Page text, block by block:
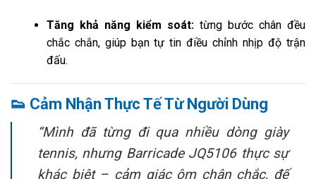
Tăng khả năng kiểm soát:từng bước chân đều
chắc chắn, giúp bạn tự tin điều chỉnh nhịp độ trận
đấu.
👟 Cảm Nhận Thực Tế Từ Người Dùng
“Mình đã từng đi qua nhiều dòng giày
tennis, nhưng Barricade JQ5106 thực sự
khác biệt – cảm giác ôm chân chắc, đế